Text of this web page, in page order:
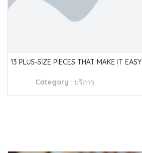
13 PLUS-SIZE PIECES THAT MAKE IT EASY
Category : บริการ